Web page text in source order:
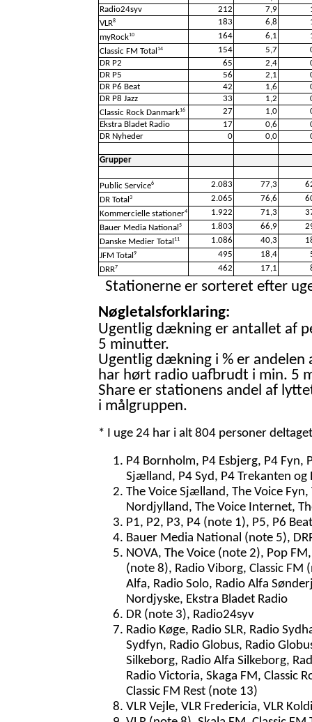
Radio24syv
212 7,9
VLR8 183 6,8
myRock10 164 6,1
Classic FM Total 14 154 5,7
DR P2
65 2,4
DR P5
56 2,1
DR P6 Beat
42 1,6
DR P8 Jazz
33 1,2
Classic Rock Danmark16 27 1,0
Ekstra Bladet Radio
17 0,6
DR Nyheder
0 0,0
Grupper
Public Service6 2.083 77,3
DR Total 3 2.065 76,6
Kommercielle stationer4 1.922 71,3
Bauer Media National 5 1.803 66,9
Danske Medier Total 11 1.086 40,3
JFM Total 9 495 18,4
DRR7 462 17,1
Stationerne er sorteret efter
Nøgletalsforklaring:
Ugentlig dækning er antallet af
5 minutter.
Ugentlig dækning i % er
har hørt radio uafbrudt i min. 5
Share er stationens andel af
i målgruppen.
* I uge 24 har i alt 804 personer
P4 Bornholm, P4 Esbjerg, P4
Sjælland, P4 Syd, P4 Trekanten
The Voice Sjælland, The Voice
Nordjylland, The Voice Internet,
P1, P2, P3, P4 (note 1), P5, P6
Bauer Media National (note 5),
NOVA, The Voice (note 2), Pop
(note 8), Radio Viborg, Classic FM
Alfa, Radio Solo, Radio Alfa
Nordjyske, Ekstra Bladet Radio
DR (note 3), Radio24syv
Radio Køge, Radio SLR, Radio
Sydfyn, Radio Globus, Radio
Silkeborg, Radio Alfa Silkeborg,
Radio Victoria, Skaga FM, Classic
Classic FM Rest (note 13)
VLR Vejle, VLR Fredericia, VLR